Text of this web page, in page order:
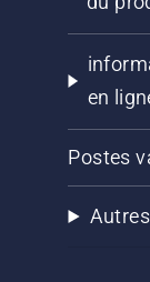
en
Postes